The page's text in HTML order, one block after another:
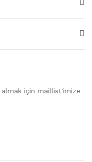
için maillist'imize